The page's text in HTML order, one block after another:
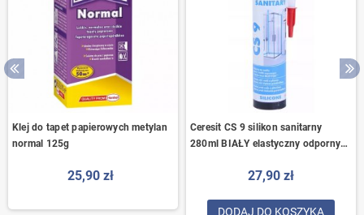
Klej do tapet papierowych metylan
normal 125g
25,90 zł
Ceresit CS 9 silikon sanitarny
280ml BIAŁY elastyczny odporny
27,90 zł
DODAJ DO KOSZYKA